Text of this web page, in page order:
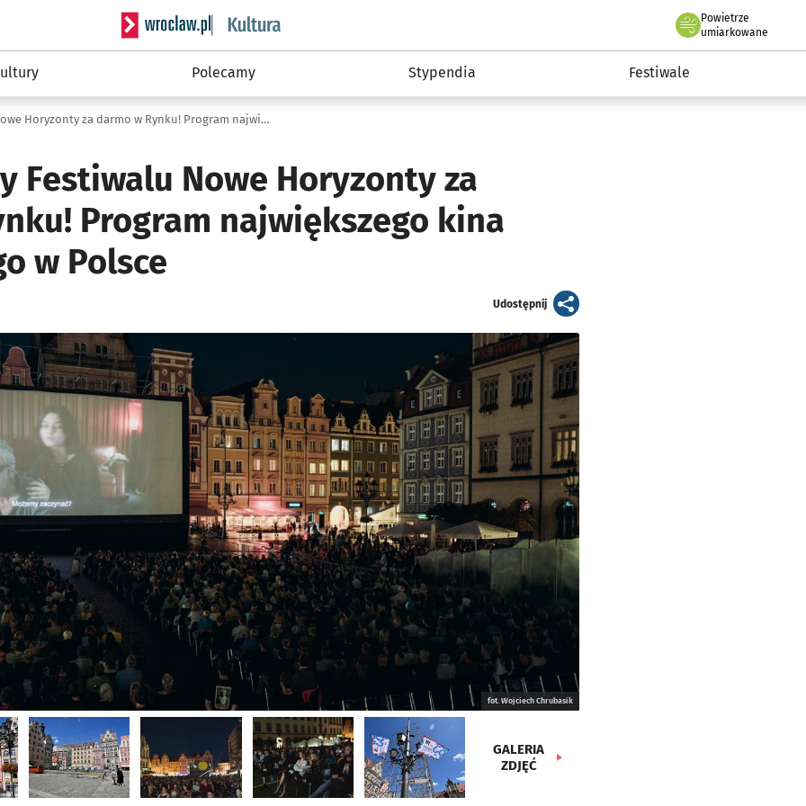
Serwis informacyjny wroclaw.pl podserwis: Kultura
Powietrze
we Wrocławiu
umiarkowane
Polecamy Stypendia Festiwale
Hitowe filmy Festiwalu Nowe Horyzonty za darmo w Rynku! Program największego kina plenerowego w Polsce
Festiwalu Nowe Horyzonty za
Program największego kina
w Polsce
Udostępnijartykuł
fot. Wojciech Chrubasik
GALERIA
ZDJĘĆ